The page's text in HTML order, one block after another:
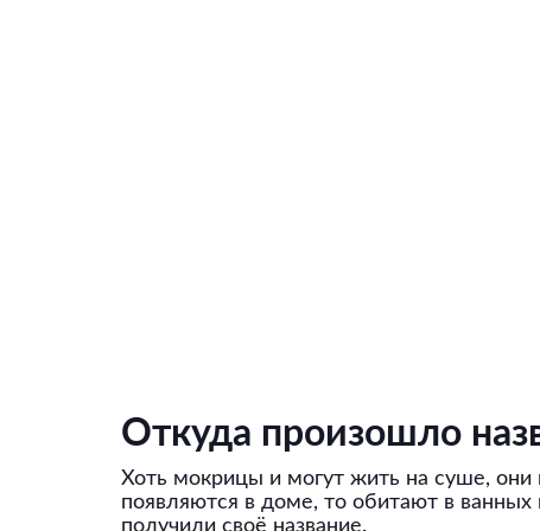
Откуда произошло
Хоть мокрицы и могут жить на суше,
появляются в доме, то обитают в ванных
получили своё название.